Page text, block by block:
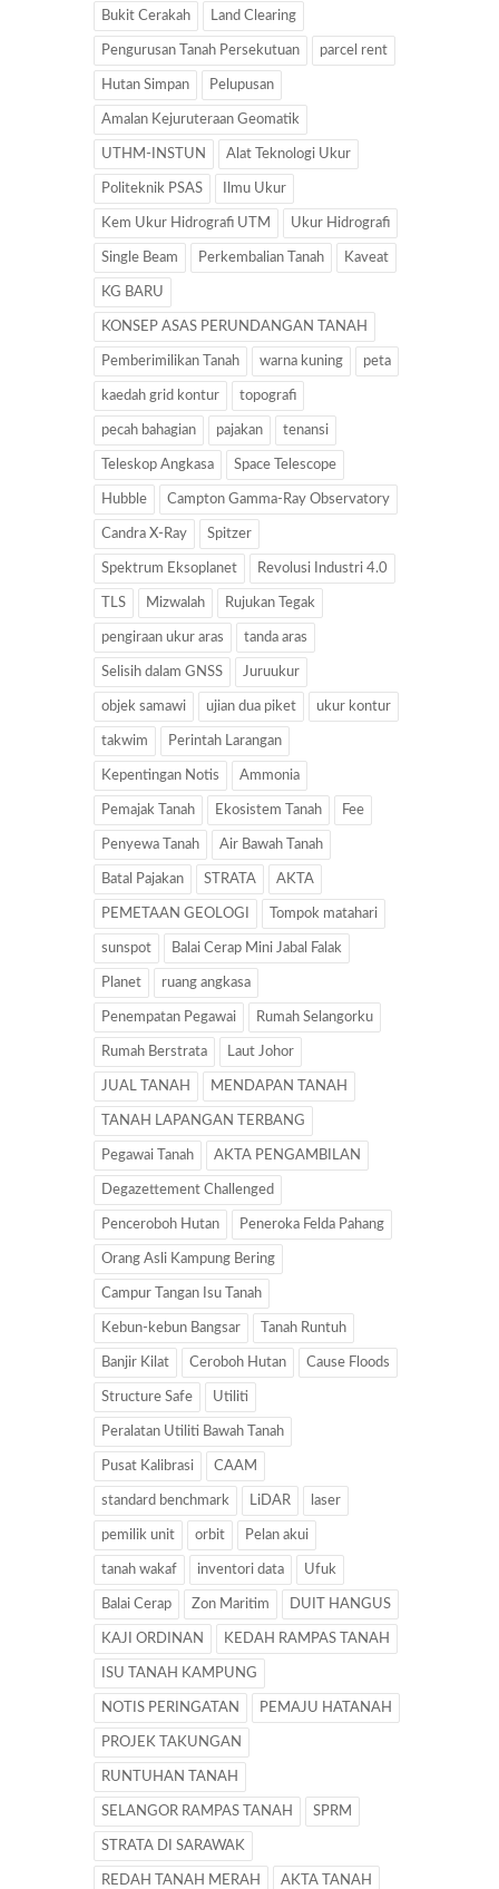
Bukit Cerakah Land Clearing
Pengurusan Tanah Persekutuan parcel rent
Hutan Simpan Pelupusan
Amalan Kejuruteraan Geomatik
UTHM-INSTUN Alat Teknologi Ukur
Politeknik PSAS Ilmu Ukur
Kem Ukur Hidrografi UTM Ukur Hidrografi
Single Beam Perkembalian Tanah Kaveat
KG BARU
KONSEP ASAS PERUNDANGAN TANAH
Pemberimilikan Tanah warna kuning peta
kaedah grid kontur topografi
pecah bahagian pajakan tenansi
Teleskop Angkasa Space Telescope
Hubble Campton Gamma-Ray Observatory
Candra X-Ray Spitzer
Spektrum Eksoplanet Revolusi Industri 4.0
TLS Mizwalah Rujukan Tegak
pengiraan ukur aras tanda aras
Selisih dalam GNSS Juruukur
objek samawi ujian dua piket ukur kontur
takwim Perintah Larangan
Kepentingan Notis Ammonia
Pemajak Tanah Ekosistem Tanah Fee
Penyewa Tanah Air Bawah Tanah
Batal Pajakan STRATA AKTA
PEMETAAN GEOLOGI Tompok matahari
sunspot Balai Cerap Mini Jabal Falak
Planet ruang angkasa
Penempatan Pegawai Rumah Selangorku
Rumah Berstrata Laut Johor
JUAL TANAH MENDAPAN TANAH
TANAH LAPANGAN TERBANG
Pegawai Tanah AKTA PENGAMBILAN
Degazettement Challenged
Penceroboh Hutan Peneroka Felda Pahang
Orang Asli Kampung Bering
Campur Tangan Isu Tanah
Kebun-kebun Bangsar Tanah Runtuh
Banjir Kilat Ceroboh Hutan Cause Floods
Structure Safe Utiliti
Peralatan Utiliti Bawah Tanah
Pusat Kalibrasi CAAM
standard benchmark LiDAR laser
pemilik unit orbit Pelan akui
tanah wakaf inventori data Ufuk
Balai Cerap Zon Maritim DUIT HANGUS
KAJI ORDINAN KEDAH RAMPAS TANAH
ISU TANAH KAMPUNG
NOTIS PERINGATAN PEMAJU HATANAH
PROJEK TAKUNGAN
RUNTUHAN TANAH
SELANGOR RAMPAS TANAH SPRM
STRATA DI SARAWAK
REDAH TANAH MERAH AKTA TANAH